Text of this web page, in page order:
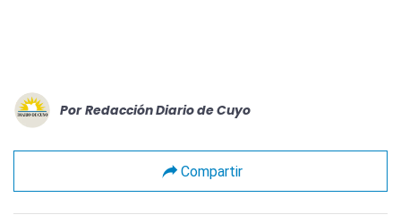
Por Redacción Diario de Cuyo
Compartir